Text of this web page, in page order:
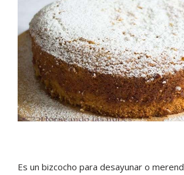
Es un bizcocho para desayunar o